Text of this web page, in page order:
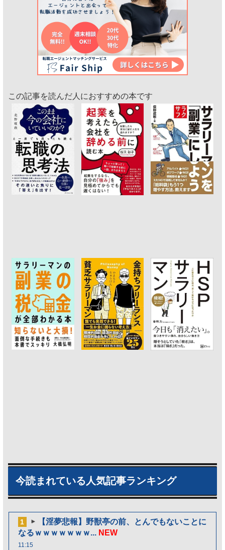
この記事を読んだ人におすすめの本です
今読まれている人気記事ランキング
1
【淫夢悲報】野獣亭の前、とんでもないことに
なるｗｗｗｗｗｗｗ... NEW
11:15